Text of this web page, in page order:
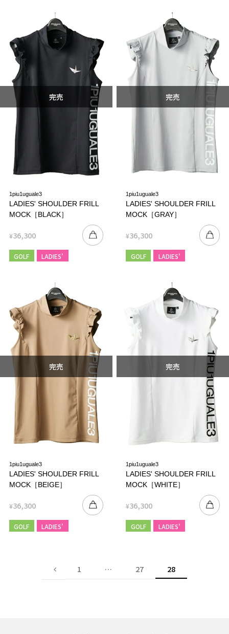
1piu1uguale3
LADIES' SHOULDER FRILL
MOCK［BLACK］
¥36,300
GOLF LADIES'
1piu1uguale3
LADIES' SHOULDER FRILL
MOCK［GRAY］
¥36,300
GOLF LADIES'
1piu1uguale3
LADIES' SHOULDER FRILL
MOCK［BEIGE］
¥36,300
GOLF LADIES'
1piu1uguale3
LADIES' SHOULDER FRILL
MOCK［WHITE］
¥36,300
GOLF LADIES'
1 … 27 28